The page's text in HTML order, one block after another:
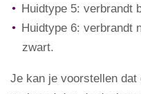
Huidtype 5: verbrandt
Huidtype 6: verbrandt
zwart.
Je kan je voorstellen